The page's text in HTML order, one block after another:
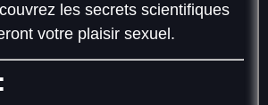
les secrets scientifiques
votre plaisir sexuel.